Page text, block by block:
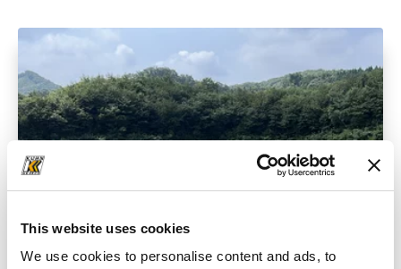
This website uses cookies
We use cookies to personalise content and ads, to